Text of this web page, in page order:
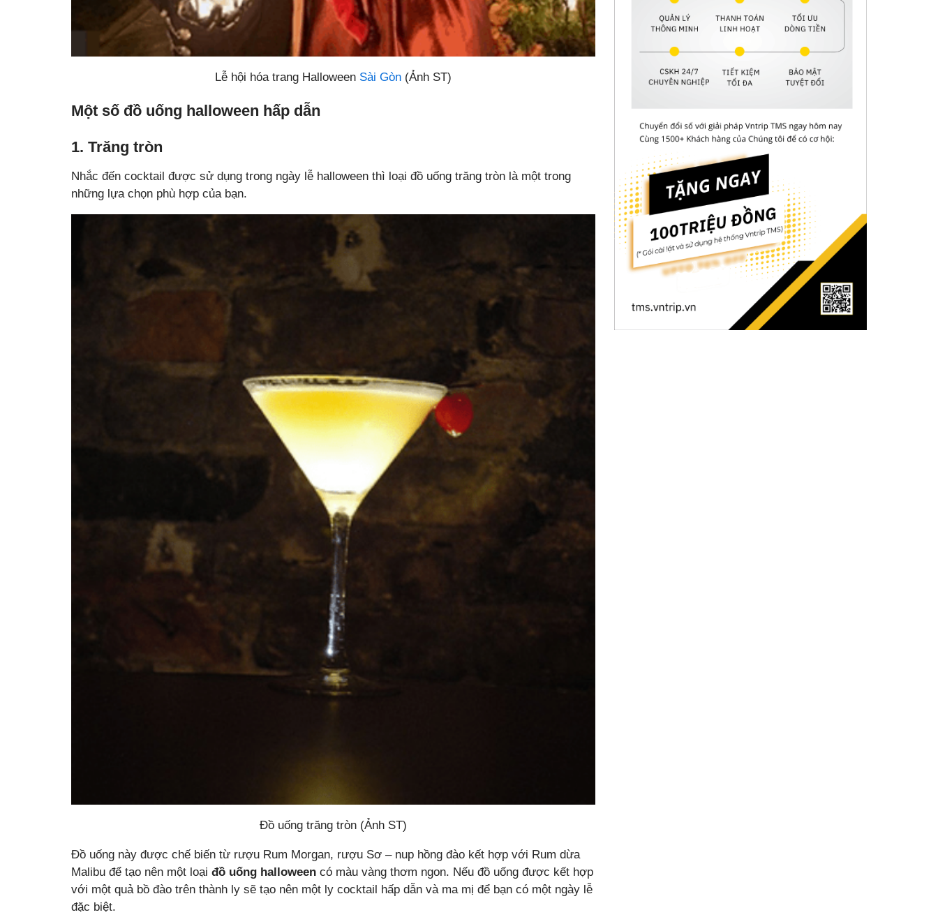
Lễ hội hóa trang Halloween Sài Gòn (Ảnh ST)
Một số đồ uống halloween hấp dẫn
1. Trăng tròn
Nhắc đến cocktail được sử dụng trong ngày lễ halloween thì loại đồ uống trăng tròn là một trong
những lựa chọn phù hợp của bạn.
Đồ uống trăng tròn (Ảnh ST)
Đồ uống này được chế biến từ rượu Rum Morgan, rượu Sơ – nup hồng đào kết hợp với Rum dừa
Malibu để tạo nên một loại đồ uống halloween có màu vàng thơm ngon. Nếu đồ uống được kết hợp
với một quả bồ đào trên thành ly sẽ tạo nên một ly cocktail hấp dẫn và ma mị để bạn có một ngày lễ
đặc biệt.